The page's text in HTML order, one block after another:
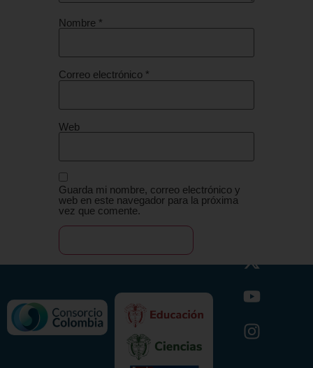
Nombre *
Correo electrónico *
Web
Guarda mi nombre, correo electrónico y
web en este navegador para la próxima
vez que comente.